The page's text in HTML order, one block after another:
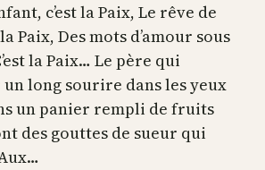
c’est la Paix, Le rêve de
Paix, Des mots d’amour sous
la Paix… Le père qui
long sourire dans les yeux
un panier rempli de fruits
des gouttes de sueur qui